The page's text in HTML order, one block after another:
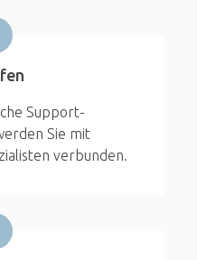
Support-
Sie mit
verbunden.